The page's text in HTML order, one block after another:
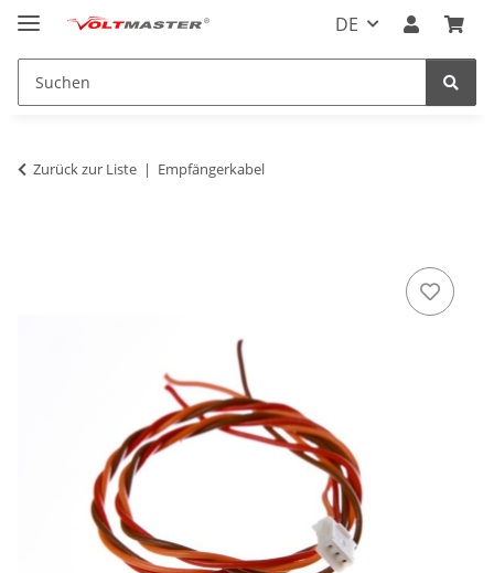
DE
Zurück zur Liste Empfängerkabel